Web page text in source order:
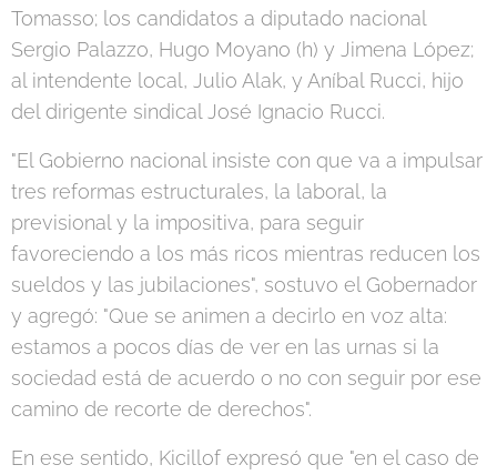
Tomasso; los candidatos a diputado nacional
Sergio Palazzo, Hugo Moyano (h) y Jimena López;
al intendente local, Julio Alak, y Aníbal Rucci, hijo
del dirigente sindical José Ignacio Rucci.
"El Gobierno nacional insiste con que va a impulsar
tres reformas estructurales, la laboral, la
previsional y la impositiva, para seguir
favoreciendo a los más ricos mientras reducen los
sueldos y las jubilaciones", sostuvo el Gobernador
y agregó: "Que se animen a decirlo en voz alta:
estamos a pocos días de ver en las urnas si la
sociedad está de acuerdo o no con seguir por ese
camino de recorte de derechos".
En ese sentido, Kicillof expresó que "en el caso de